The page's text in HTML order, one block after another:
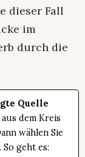
dieser Fall
im
durch die
Quelle
dem Kreis
wählen Sie
geht es: